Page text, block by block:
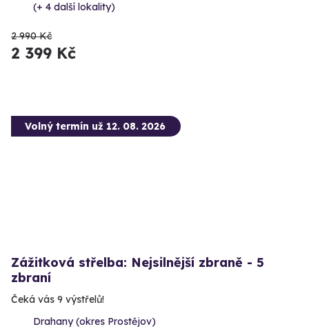
(+ 4 další lokality)
2 990 Kč
2 399 Kč
Volný termín už 12. 08. 2026
Zážitková střelba: Nejsilnější zbraně - 5
zbraní
Čeká vás 9 výstřelů!
Drahany (okres Prostějov)